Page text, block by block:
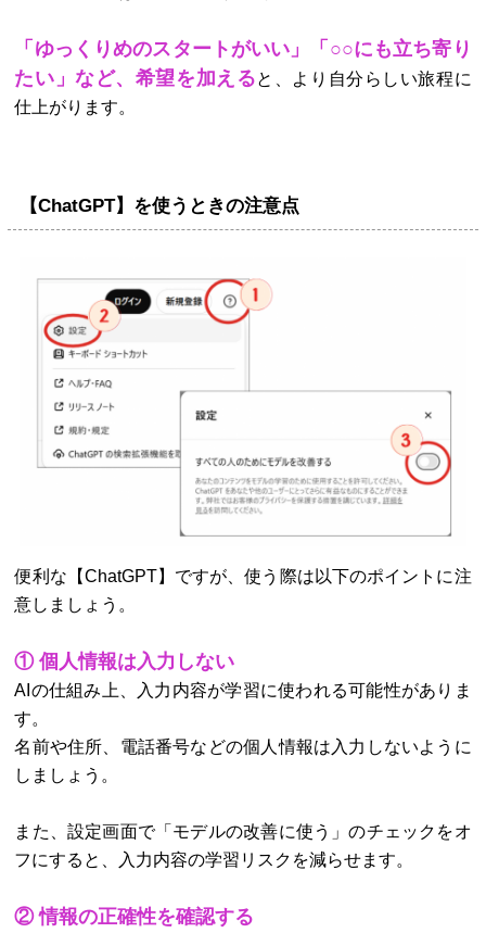
「ゆっくりめのスタートがいい」「○○にも立ち寄り
たい」など、希望を加えると、より自分らしい旅程に
仕上がります。
【ChatGPT】を使うときの注意点
便利な【ChatGPT】ですが、使う際は以下のポイントに注
意しましょう。
① 個人情報は入力しない
AIの仕組み上、入力内容が学習に使われる可能性がありま
す。
名前や住所、電話番号などの個人情報は入力しないように
しましょう。
また、設定画面で「モデルの改善に使う」のチェックをオ
フにすると、入力内容の学習リスクを減らせます。
② 情報の正確性を確認する